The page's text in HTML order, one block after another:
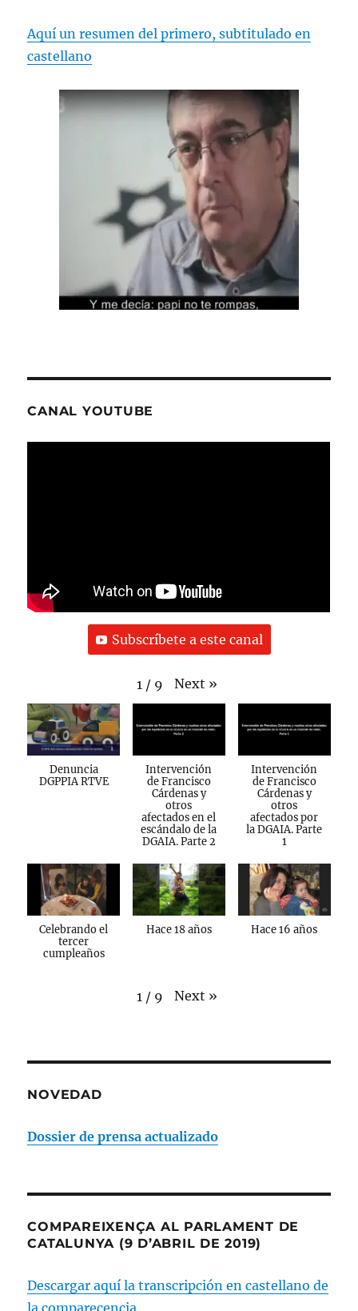
Aquí un resumen del primero, subtitulado en
castellano
CANAL YOUTUBE
Subscríbete a este canal
1 / 9 Next »
Denuncia
DGPPIA RTVE
Intervención
de Francisco
Cárdenas y
otros
afectados en el
escándalo de la
DGAIA. Parte 2
Intervención
de Francisco
Cárdenas y
otros
afectados por
la DGAIA. Parte
1
Celebrando el
tercer
cumpleaños
Hace 18 años Hace 16 años
1 / 9 Next »
NOVEDAD
Dossier de prensa actualizado
COMPAREIXENÇA AL PARLAMENT DE
CATALUNYA (9 D’ABRIL DE 2019)
Descargar aquí la transcripción en castellano de